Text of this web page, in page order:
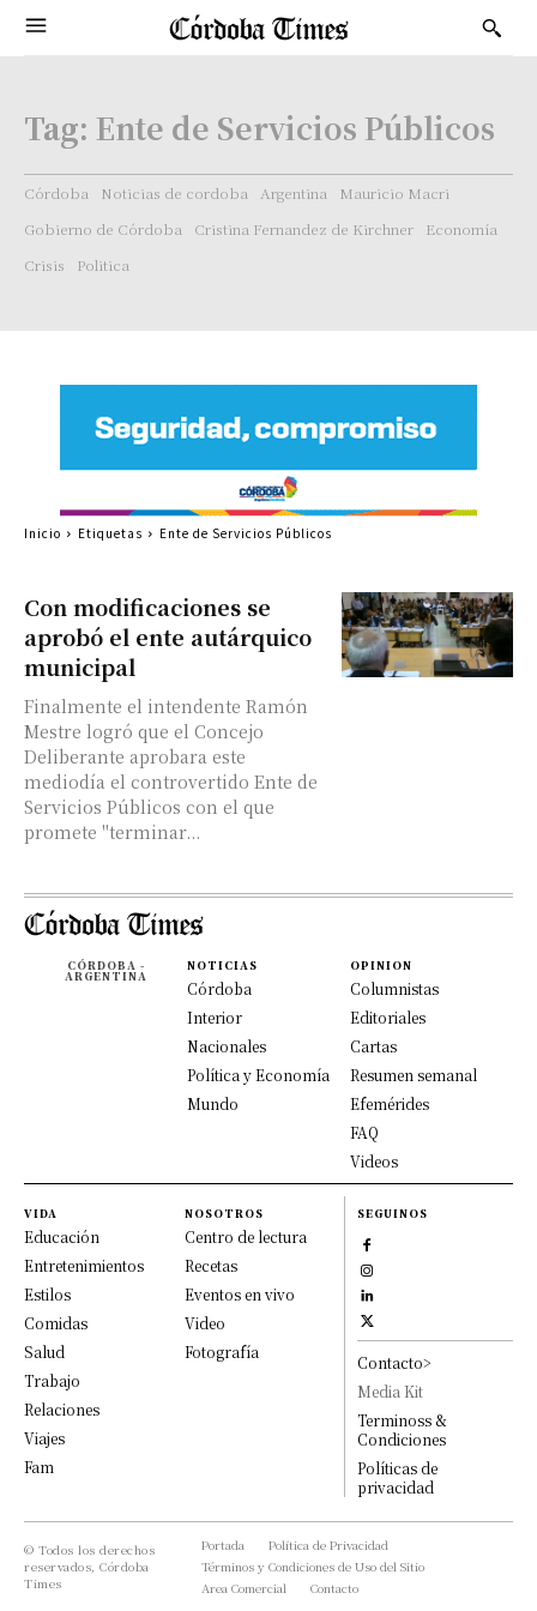
Tag: Ente de Servicios Públicos
Córdoba Noticias de cordoba Argentina
Mauricio Macri
Gobierno de Córdoba
Cristina Fernandez de Kirchner
Economía
Crisis
Politica
Con modificaciones se
aprobó el ente autárquico
municipal
Finalmente el intendente Ramón
Mestre logró que el Concejo
Deliberante aprobara este
mediodía el controvertido Ente de
Servicios Públicos con el que
promete "terminar...
Inicio Etiquetas Ente de Servicios Públicos
CÓRDOBA -
ARGENTINA
NOTICIAS
Córdoba
Interior
Nacionales
Política y Economía
Mundo
OPINION
Columnistas
Editoriales
Cartas
Resumen semanal
Efemérides
FAQ
Videos
VIDA
Educación
Entretenimientos
Estilos
Comidas
Salud
Trabajo
Relaciones
Viajes
Fam
NOSOTROS
Centro de lectura
Recetas
Eventos en vivo
Video
Fotografía
SEGUINOS
Contacto>
Media Kit
Terminoss &
Condiciones
Políticas de
privacidad
© Todos los derechos
reservados, Córdoba
Times
Portada
Política de Privacidad
Términos y Condiciones de Uso del Sitio
Area Comercial
Contacto